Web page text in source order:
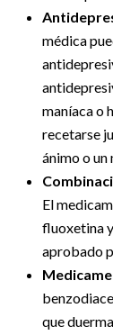
médica
maníaca o
recetarse
ánimo o
El
fluoxetina
aprobado
que